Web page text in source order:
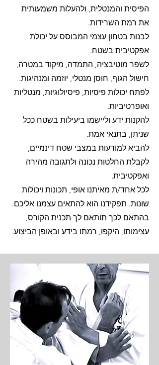
הפיסית והמנטלית, ולהעלות משמעותית
את רמת השרידות.
לבנות בטחון עצמי המבוסס על יכולת
אפקטיבית בשטח.
לשפר מוטיבציה, התמדה, מיקוד במטרה,
חישול הגוף, חוסן מנטלי, יוזמה ומנהיגות.
לפתח יכולות פיסיות, פיסיולוגיות, מנטליות
ואופרטיביות.
להקנות ידע וליישמו ביעילות בשטח ככל
שניתן, בתנאי אמת.
להביא למודעות במצבי שטח דינמיים,
לקבלת החלטות נכונה ולתגובה מהירה
ואפקטיבית.
לכל אחד/ת מאיתנו אופי, תכונות ויכולות
שונות. תפקידנו הוא להתאים עצמנו אליכם.
בהתאם לכך תותאם לך תכנית הקורס,
עצימותו, היקפו, רמתו בידע ובאופן הביצוע.